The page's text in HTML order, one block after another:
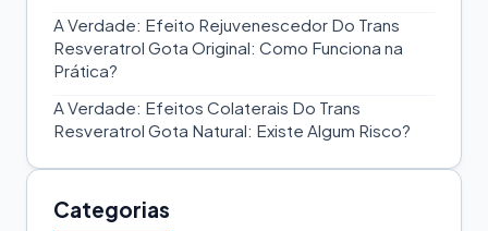
A Verdade: Efeito Rejuvenescedor Do Trans
Resveratrol Gota Original: Como Funciona na
Prática?
A Verdade: Efeitos Colaterais Do Trans
Resveratrol Gota Natural: Existe Algum Risco?
Categorias